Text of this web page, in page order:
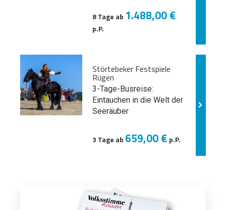
8 Tage ab 1.488,00 €
p.P.
Störtebeker Festspiele
Rügen
3-Tage-Busreise:
Eintauchen in die Welt der
Seeräuber
3 Tage ab 659,00 € p.P.